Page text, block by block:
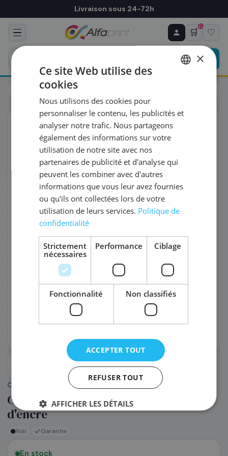
Livraison sous 24-72h
🛒
0
♡
Cartouches
Canon
ORIGINAL
CANON (Réf. :104234
Canon 5284C001/PFI-2300G - Cartouche
d'encre
Noir Garantie
En stock
♻ COMMANDE RÉCURRENTE
Prévoyez & économisez
Programmez votre prochain achat — notre équipe
vous prépare un devis personnalisé
RÉFÉRENCE DU PRODUIT
FRÉQUENCE
QUANTITÉ PAR LIVRAISON
DATE DE PREMIÈRE LIVRAISON SOUHAITÉE
TÉLÉPHONE*
SOCIÉTÉ
×
Ce site Web utilise des
cookies
Nous utilisons des cookies pour
personnaliser le contenu, les publicités et
analyser notre trafic. Nous partageons
également des informations sur votre
utilisation de notre site avec nos
partenaires de publicité et d'analyse qui
peuvent les combiner avec d'autres
informations que vous leur avez fournies
ou qu'ils ont collectées lors de votre
utilisation de leurs services. Politique de
confidentialité
Strictement
nécessaires
Performance Ciblage
Fonctionnalité Non classifiés
ACCEPTER TOUT
REFUSER TOUT
AFFICHER LES DÉTAILS